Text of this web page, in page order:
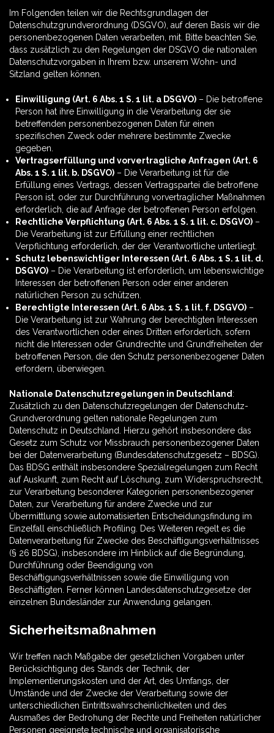
Im Folgenden teilen wir die Rechtsgrundlagen der
Datenschutzgrundverordnung (DSGVO), auf deren Basis wir die
personenbezogenen Daten verarbeiten, mit. Bitte beachten Sie,
dass zusätzlich zu den Regelungen der DSGVO die nationalen
Datenschutzvorgaben in Ihrem bzw. unserem Wohn- und
Sitzland gelten können.
Einwilligung (Art. 6 Abs. 1 S. 1 lit. a DSGVO) – Die betroffene
Person hat ihre Einwilligung in die Verarbeitung der sie
betreffenden personenbezogenen Daten für einen
spezifischen Zweck oder mehrere bestimmte Zwecke
gegeben.
Vertragserfüllung und vorvertragliche Anfragen (Art. 6
Abs. 1 S. 1 lit. b. DSGVO) – Die Verarbeitung ist für die
Erfüllung eines Vertrags, dessen Vertragspartei die betroffene
Person ist, oder zur Durchführung vorvertraglicher Maßnahmen
erforderlich, die auf Anfrage der betroffenen Person erfolgen.
Rechtliche Verpflichtung (Art. 6 Abs. 1 S. 1 lit. c. DSGVO) –
Die Verarbeitung ist zur Erfüllung einer rechtlichen
Verpflichtung erforderlich, der der Verantwortliche unterliegt.
Schutz lebenswichtiger Interessen (Art. 6 Abs. 1 S. 1 lit. d.
DSGVO) – Die Verarbeitung ist erforderlich, um lebenswichtige
Interessen der betroffenen Person oder einer anderen
natürlichen Person zu schützen.
Berechtigte Interessen (Art. 6 Abs. 1 S. 1 lit. f. DSGVO) –
Die Verarbeitung ist zur Wahrung der berechtigten Interessen
des Verantwortlichen oder eines Dritten erforderlich, sofern
nicht die Interessen oder Grundrechte und Grundfreiheiten der
betroffenen Person, die den Schutz personenbezogener Daten
erfordern, überwiegen.
Nationale Datenschutzregelungen in Deutschland:
Zusätzlich zu den Datenschutzregelungen der Datenschutz-
Grundverordnung gelten nationale Regelungen zum
Datenschutz in Deutschland. Hierzu gehört insbesondere das
Gesetz zum Schutz vor Missbrauch personenbezogener Daten
bei der Datenverarbeitung (Bundesdatenschutzgesetz – BDSG).
Das BDSG enthält insbesondere Spezialregelungen zum Recht
auf Auskunft, zum Recht auf Löschung, zum Widerspruchsrecht,
zur Verarbeitung besonderer Kategorien personenbezogener
Daten, zur Verarbeitung für andere Zwecke und zur
Übermittlung sowie automatisierten Entscheidungsfindung im
Einzelfall einschließlich Profiling. Des Weiteren regelt es die
Datenverarbeitung für Zwecke des Beschäftigungsverhältnisses
(§ 26 BDSG), insbesondere im Hinblick auf die Begründung,
Durchführung oder Beendigung von
Beschäftigungsverhältnissen sowie die Einwilligung von
Beschäftigten. Ferner können Landesdatenschutzgesetze der
einzelnen Bundesländer zur Anwendung gelangen.
Sicherheitsmaßnahmen
Wir treffen nach Maßgabe der gesetzlichen Vorgaben unter
Berücksichtigung des Stands der Technik, der
Implementierungskosten und der Art, des Umfangs, der
Umstände und der Zwecke der Verarbeitung sowie der
unterschiedlichen Eintrittswahrscheinlichkeiten und des
Ausmaßes der Bedrohung der Rechte und Freiheiten natürlicher
Personen geeignete technische und organisatorische